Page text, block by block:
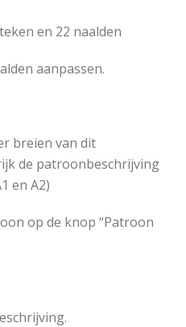
en 22 naalden
aanpassen.
breien van dit
de patroonbeschrijving
en A2)
op de knop “Patroon